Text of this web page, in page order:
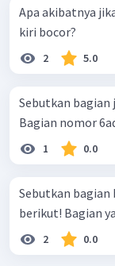
Apa akibatnya
kiri bocor?
2 5.0
Sebutkan
Bagian nomor
1 0.0
Sebutkan
berikut!
2 0.0